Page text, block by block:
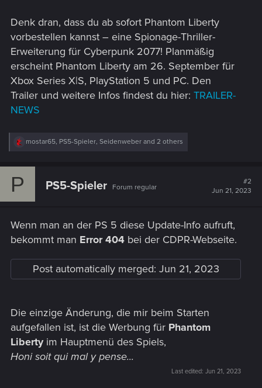
Denk dran, dass du ab sofort Phantom Liberty
vorbestellen kannst – eine Spionage-Thriller-
Erweiterung für Cyberpunk 2077! Planmäßig
erscheint Phantom Liberty am 26. September für
Xbox Series X|S, PlayStation 5 und PC. Den
Trailer und weitere Infos findest du hier: TRAILER-
NEWS
R
c
:
mostar65, PS5-Spieler, Seidenweber and 2 others
P PS5-Spieler Forum regular
#2
Jun 21, 2023
Wenn man an der PS 5 diese Update-Info aufruft,
bekommt man Error 404 bei der CDPR-Webseite.
Post automatically merged: Jun 21, 2023
Die einzige Änderung, die mir beim Starten
aufgefallen ist, ist die Werbung für Phantom
Libertyim Hauptmenü des Spiels,
Honi soit qui mal y pense...
Last edited: Jun 21, 2023